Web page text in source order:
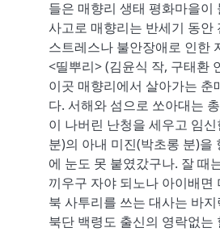
들은 매향리 생태 평화마을이
사고로 매향리는 반세기 동안
스트레스나 불안장애로 인한
<띨뿌리> (김윤식 작, 구태환
이곳 매향리에서 살아가는 춘
다. 서해와 섬으로 쏘아대는
이 나버린 난청을 세우고 임
분)의 아내 미진(박초롱 분)을
에 눈도 못 붙였갔구나. 잘 때
끼우구 자야 되노나 아이배면
북 사투리를 쓰는 대사는 바
북단 백령도 출신의 영락없는